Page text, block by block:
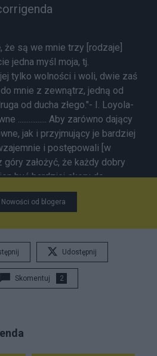
że są we mnie trzy [rodzaje]
jedna myśl moja, tj.
tylko wolności i woli, dwie zaś
mnie z zewnątrz, jedną od
od ducha złego."- I. Loyola-
................ Aby zarówno dający
jak i przyjmujący je bardziej
i postępowali [w
góry założyć, że każdy dobry
być bardziej skory do
bliźniego, niż do jej
nie może jej ocalić, niech spyta
wszelkich środków
aby on, dobrze ją
się ocalić.
Nowości od blogera
Udostępnij
Skomentuj 2